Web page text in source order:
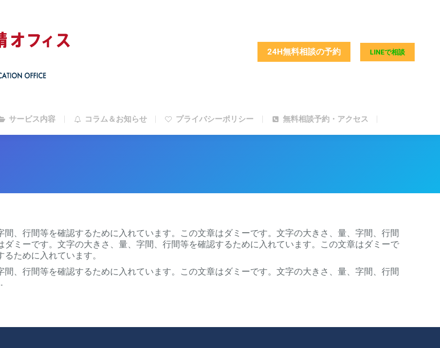
24H無料相談の予約 LINEで相談
サービス内容 コラム＆お知らせ プライバシーポリシー 無料相談予約・アクセス
、行間等を確認するために入れています。この文章はダミーです。文字の大きさ、量、字間、行間
ミーです。文字の大きさ、量、字間、行間等を確認するために入れています。この文章はダミーで
ために入れています。
、行間等を確認するために入れています。この文章はダミーです。文字の大きさ、量、字間、行間